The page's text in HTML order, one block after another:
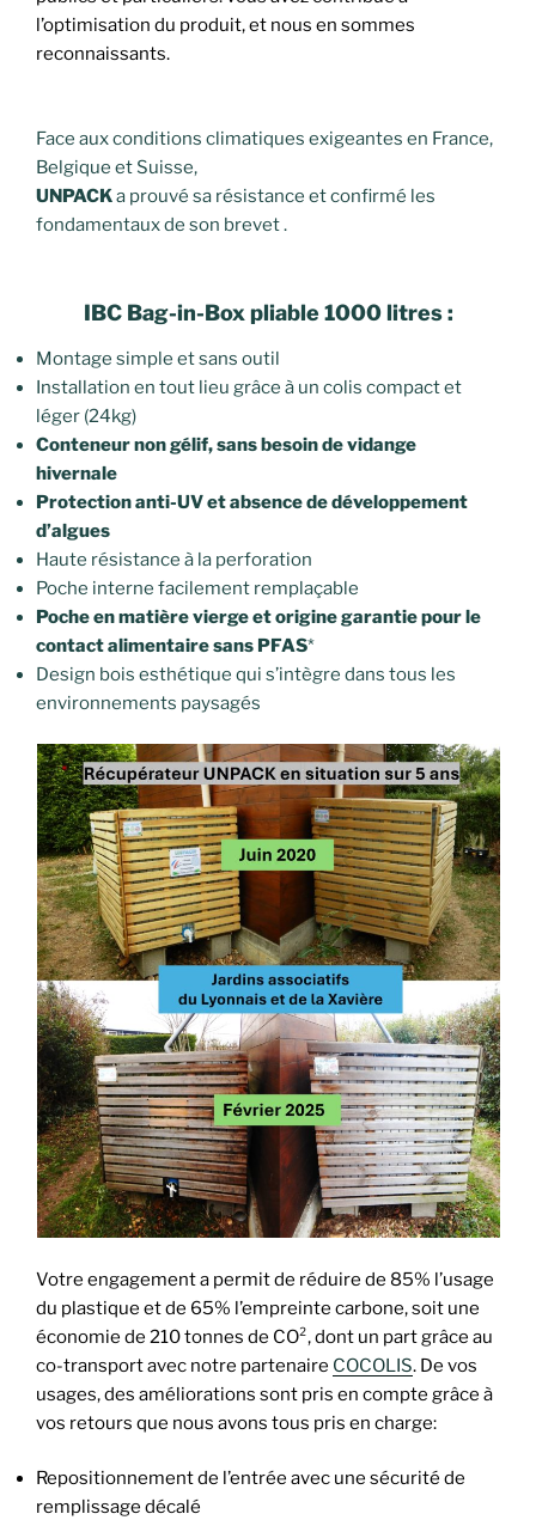
l’optimisation du produit, et nous en sommes
reconnaissants.
Face aux conditions climatiques exigeantes en France,
Belgique et Suisse,
UNPACKa prouvé sa résistance et confirmé les
fondamentaux de son brevet .
IBC Bag-in-Box pliable 1000 litres :
Montage simple et sans outil
Installation en tout lieu grâce à un colis compact et
léger (24kg)
Conteneur non gélif, sans besoin de vidange
hivernale
Protection anti-UV et absence de développement
d’algues
Haute résistance à la perforation
Poche interne facilement remplaçable
Poche en matière vierge et origine garantie pour le
contact alimentaire sans PFAS*
Design bois esthétique qui s’intègre dans tous les
environnements paysagés
Votre engagement a permit de réduire de 85% l’usage
du plastique et de 65% l’empreinte carbone, soit une
économie de 210 tonnes de CO², dont un part grâce au
co-transport avec notre partenaire COCOLIS. De vos
usages, des améliorations sont pris en compte grâce à
vos retours que nous avons tous pris en charge:
Repositionnement de l’entrée avec une sécurité de
remplissage décalé